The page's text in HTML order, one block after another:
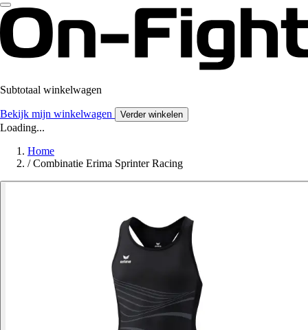
Subtotaal winkelwagen
Bekijk mijn winkelwagen Verder winkelen
Loading...
Home
/ Combinatie Erima Sprinter Racing